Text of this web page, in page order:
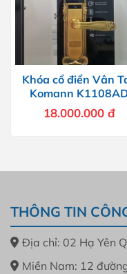
Khóa cổ điển Vân
Komann
18.000.000 đ
THÔNG TIN
Địa chỉ: 02 Hạ Yên
Miền Nam: 12